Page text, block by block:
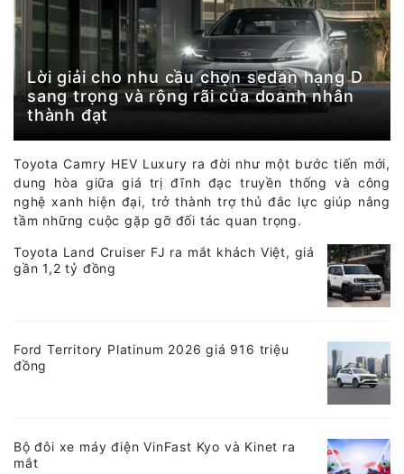
Lời giải cho nhu cầu chọn sedan hạng D
sang trọng và rộng rãi của doanh nhân
thành đạt
Toyota Camry HEV Luxury ra đời như một bước tiến mới,
dung hòa giữa giá trị đĩnh đạc truyền thống và công
nghệ xanh hiện đại, trở thành trợ thủ đắc lực giúp nâng
tầm những cuộc gặp gỡ đối tác quan trọng.
Toyota Land Cruiser FJ ra mắt khách Việt, giá
gần 1,2 tỷ đồng
Ford Territory Platinum 2026 giá 916 triệu
đồng
Bộ đôi xe máy điện VinFast Kyo và Kinet ra
mắt